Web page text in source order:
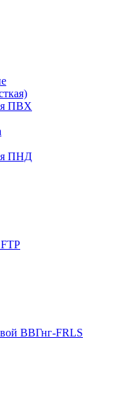
ПВХ
ПНД
ВВГнг-FRLS